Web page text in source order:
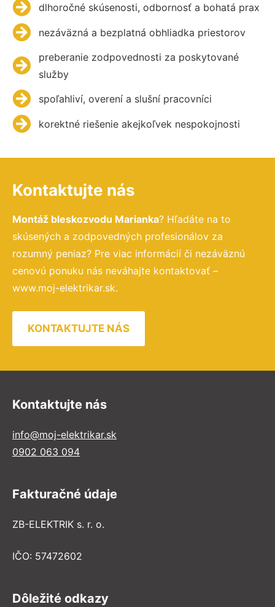
dlhoročné skúsenosti, odbornosť a bohatá prax
nezáväzná a bezplatná obhliadka priestorov
preberanie zodpovednosti za poskytované
služby
spoľahliví, overení a slušní pracovníci
korektné riešenie akejkoľvek nespokojnosti
Kontaktujte nás
Montáž bleskozvodu Marianka? Hľadáte na to
skúsených a zodpovedných profesionálov za
rozumný peniaz? Pre viac informácií či nezáväznú
cenovú ponuku nás neváhajte kontaktovať –
www.moj-elektrikar.sk.
KONTAKTUJTE NÁS
Kontaktujte nás
info@moj-elektrikar.sk
0902 063 094
Fakturačné údaje
ZB-ELEKTRIK s. r. o.
IČO: 57472602
Dôležité odkazy